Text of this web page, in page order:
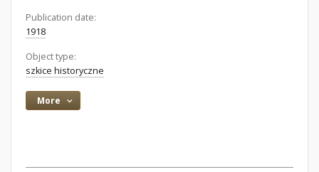
Publication date:
1918
Object type:
szkice historyczne
More